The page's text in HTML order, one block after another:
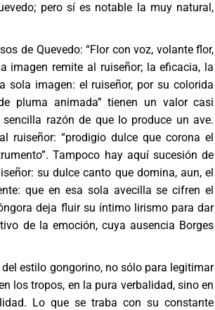
pero sí es notable la muy natural,
de Quevedo: “Flor con voz, volante flor,
remite al ruiseñor; la eficacia, la
sola imagen: el ruiseñor, por su colorida
pluma animada” tienen un valor casi
razón de que lo produce un ave.
ruiseñor: “prodigio dulce que corona el
Tampoco hay aquí sucesión de
su dulce canto que domina, aun, el
que en esa sola avecilla se cifren el
deja fluir su íntimo lirismo para dar
de la emoción, cuya ausencia Borges
estilo gongorino, no sólo para legitimar
los tropos, en la pura verbalidad, sino en
Lo que se traba con su constante